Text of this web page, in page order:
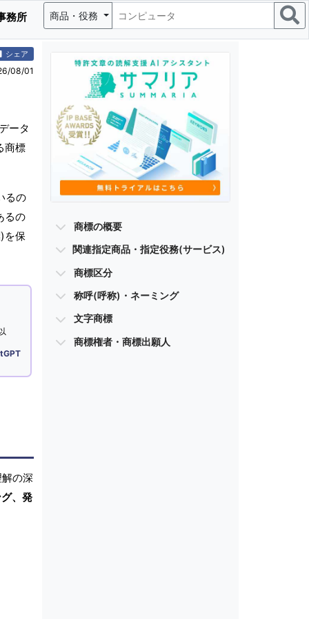
務所 商品・役務
シェア
08/01
ータ
商標
るの
るの
を保
の深
、発
商標の概要
関連指定商品・指定役務(サービス)
商標区分
称呼(呼称)・ネーミング
文字商標
商標権者・商標出願人